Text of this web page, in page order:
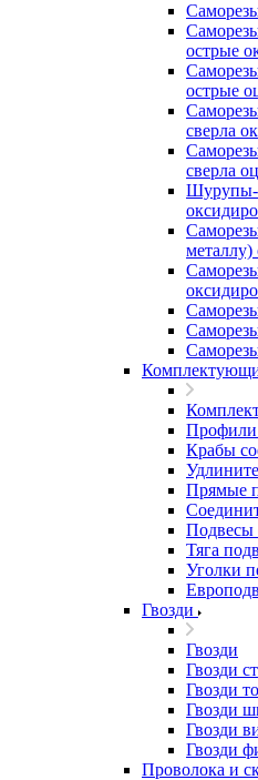
острые
острые
сверла
сверла
Шурупы-
Профили
Крабы
Прямые
Подвесы
Тяга
Уголки
Гвозди
Гвозди
Гвозди
Гвозди
Гвозди
Гвозди
Гвозди
Проволока и